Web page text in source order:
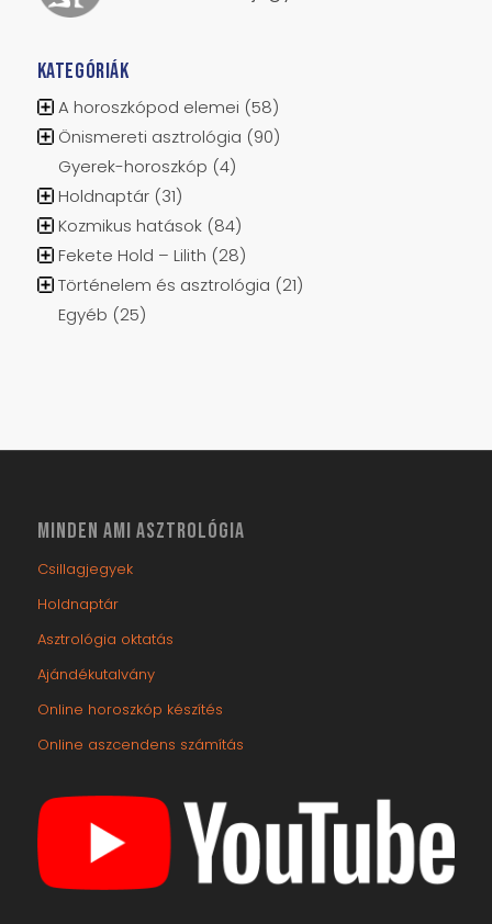
KATEGÓRIÁK
A horoszkópod elemei (58)
Önismereti asztrológia (90)
Gyerek-horoszkóp (4)
Holdnaptár(31)
Kozmikus hatások(84)
Fekete Hold – Lilith (28)
Történelem és asztrológia (21)
Egyéb (25)
MINDEN AMI ASZTROLÓGIA
Csillagjegyek
Holdnaptár
Asztrológia oktatás
Ajándékutalvány
Online horoszkóp készítés
Online aszcendens számítás